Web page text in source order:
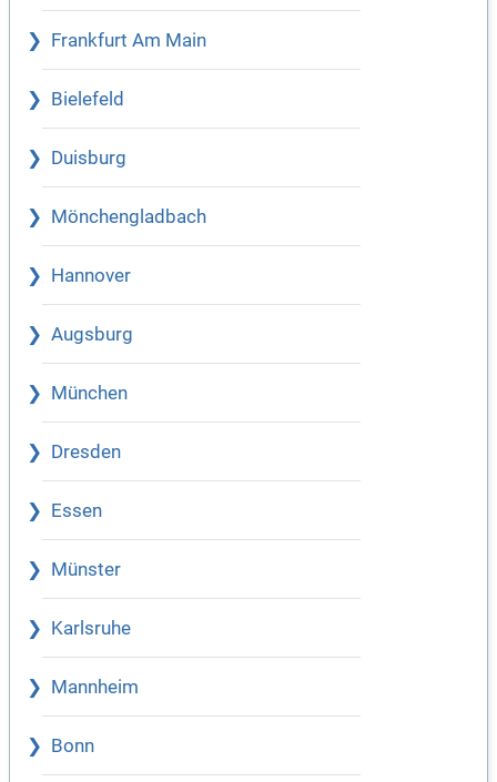
Frankfurt Am Main
Bielefeld
Duisburg
Mönchengladbach
Hannover
Augsburg
München
Dresden
Essen
Münster
Karlsruhe
Mannheim
Bonn